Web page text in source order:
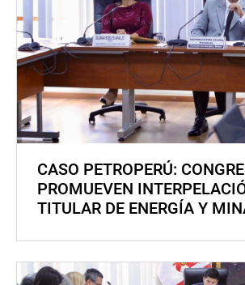
CASO PETROPERÚ:
PROMUEVEN
TITULAR DE ENERGÍA Y